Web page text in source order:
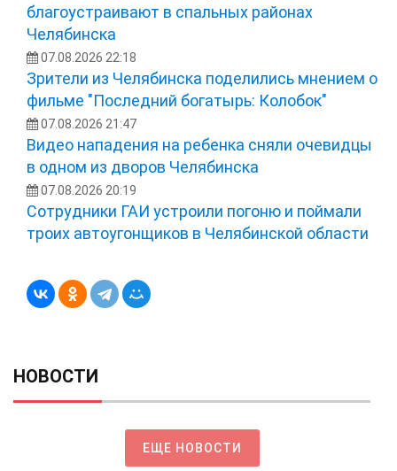
благоустраивают в спальных районах
Челябинска
07.08.2026 22:18
Зрители из Челябинска поделились мнением о
фильме "Последний богатырь: Колобок"
07.08.2026 21:47
Видео нападения на ребенка сняли очевидцы
в одном из дворов Челябинска
07.08.2026 20:19
Сотрудники ГАИ устроили погоню и поймали
троих автоугонщиков в Челябинской области
НОВОСТИ
ЕЩЕ НОВОСТИ